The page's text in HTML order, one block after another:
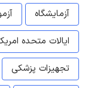
آزمایشگاه
ایالات متحده
تجهیزات پزشکی